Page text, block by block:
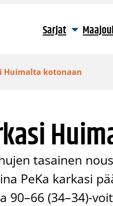
Sarjat
Huimalta kotonaan
tasainen
PeKa karkasi
90–66 (34–34)-